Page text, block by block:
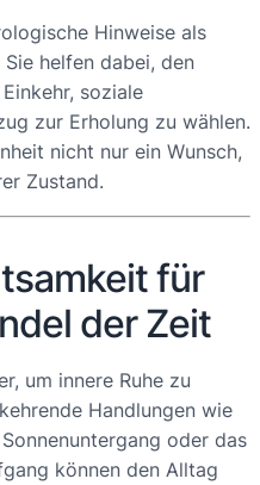
Hinweise als
helfen dabei, den
soziale
zur Erholung zu wählen.
nicht nur ein Wunsch,
Zustand.
für
der Zeit
um innere Ruhe zu
Handlungen wie
oder das
können den Alltag